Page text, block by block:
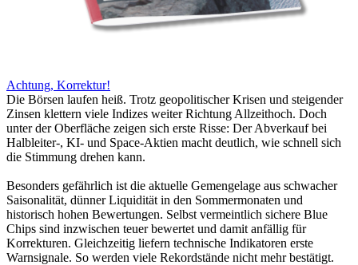
Achtung, Korrektur!
Die Börsen laufen heiß. Trotz geopolitischer Krisen und steigender
Zinsen klettern viele Indizes weiter Richtung Allzeithoch. Doch
unter der Oberfläche zeigen sich erste Risse: Der Abverkauf bei
Halbleiter-, KI- und Space-Aktien macht deutlich, wie schnell sich
die Stimmung drehen kann.
Besonders gefährlich ist die aktuelle Gemengelage aus schwacher
Saisonalität, dünner Liquidität in den Sommermonaten und
historisch hohen Bewertungen. Selbst vermeintlich sichere Blue
Chips sind inzwischen teuer bewertet und damit anfällig für
Korrekturen. Gleichzeitig liefern technische Indikatoren erste
Warnsignale. So werden viele Rekordstände nicht mehr bestätigt.